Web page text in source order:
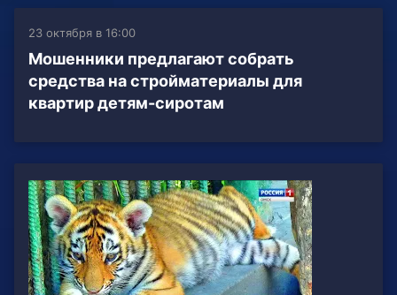
23 октября в 16:00
Мошенники предлагают собрать
средства на стройматериалы для
квартир детям-сиротам